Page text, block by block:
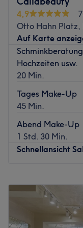
Behandlung
4,9
Otto Hahn Platz,
Auf Karte
Hochzeiten usw.
20 Min.
Tages Make-Up
45 Min.
Abend Make-Up
1 Std. 30 Min.
Schnellansicht
Dienstag
Mittwoch